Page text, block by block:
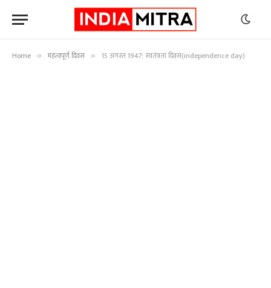
Home » महत्वपूर्ण दिवस » 15 अगस्त 1947: स्वतंत्रता दिवस(independence day)